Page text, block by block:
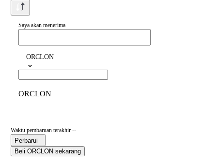
Saya akan menerima
ORCLON
ORCLON
Waktu pembaruan terakhir --
Perbarui
Beli ORCLON sekarang